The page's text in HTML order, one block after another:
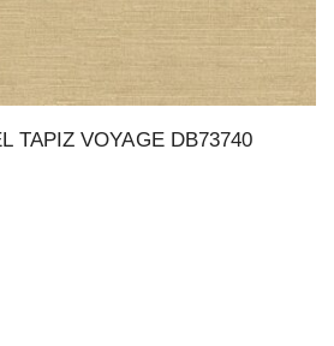
TAPIZ VOYAGE DB73740